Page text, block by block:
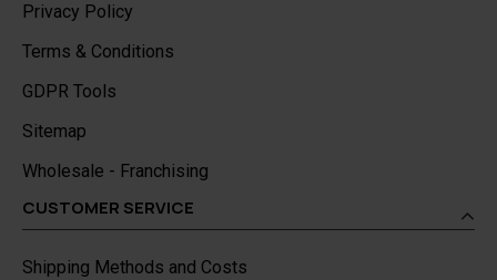
Privacy Policy
Terms & Conditions
GDPR Tools
Sitemap
Wholesale - Franchising
CUSTOMER SERVICE
Shipping Methods and Costs